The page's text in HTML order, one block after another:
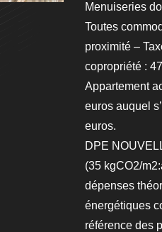
Menuiseries
Toutes
proximité –
copropriété :
Appartement
euros auquel
euros.
DPE
(35 kgCO2/
dépenses
énergétiques
référence des